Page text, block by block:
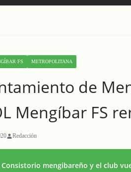
FS METROPOLITANA
de
Mengíbar FS
Redacción
Consistorio mengibareño y el club